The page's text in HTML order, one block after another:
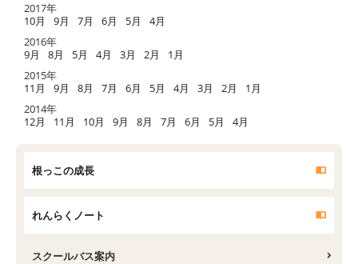
2017年
10月
9月 7月 6月 5月
4月
2016年
9月
8月 5月 4月 3月 2月
1月
2015年
11月
9月 8月 7月 6月 5月 4月 3月 2月
1月
2014年
12月
11月 10月 9月 8月 7月 6月 5月 4月
根っこの成長
れんらくノート
スクールバス案内